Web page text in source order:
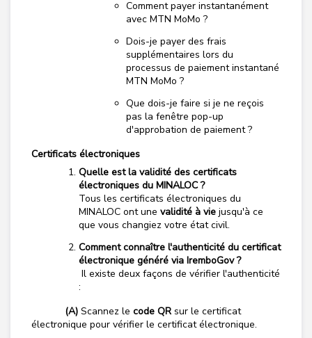
Comment payer instantanément
avec MTN MoMo ?
Dois-je payer des frais
supplémentaires lors du
processus de paiement instantané
MTN MoMo ?
Que dois-je faire si je ne reçois
pas la fenêtre pop-up
d'approbation de paiement ?
Certificats électroniques
Quelle est la validité des certificats
électroniques du MINALOC ?
Tous les certificats électroniques du
MINALOC ont une validité à vie jusqu'à ce
que vous changiez votre état civil.
Comment connaître l'authenticité du certificat
électronique généré via IremboGov ?
Il existe deux façons de vérifier l'authenticité
:
(A) Scannez le code QR sur le certificat
électronique pour vérifier le certificat électronique.